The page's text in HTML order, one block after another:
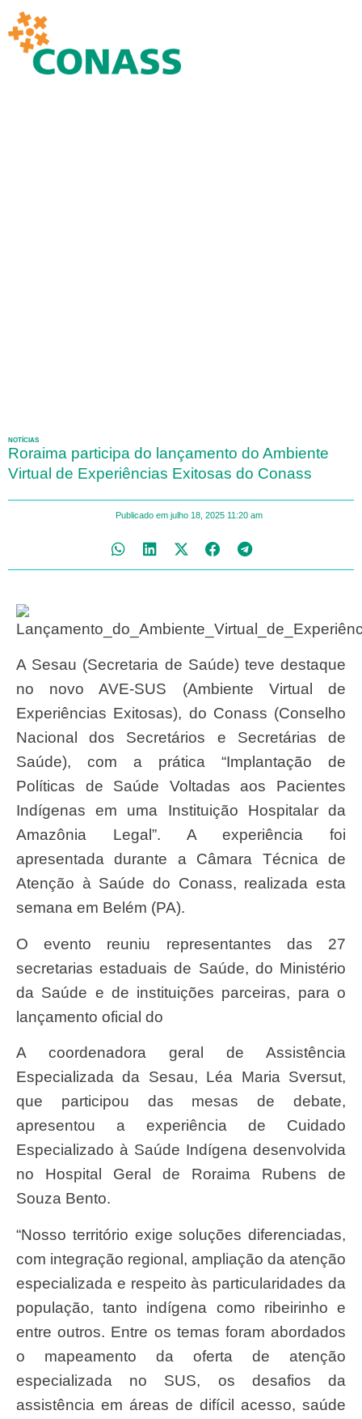
NOTÍCIAS
Roraima participa do lançamento do Ambiente
Virtual de Experiências Exitosas do Conass
Publicado em julho 18, 2025 11:20 am
A Sesau (Secretaria de Saúde) teve destaque
no novo AVE-SUS (Ambiente Virtual de
Experiências Exitosas), do Conass (Conselho
Nacional dos Secretários e Secretárias de
Saúde), com a prática “Implantação de
Políticas de Saúde Voltadas aos Pacientes
Indígenas em uma Instituição Hospitalar da
Amazônia Legal”. A experiência foi
apresentada durante a Câmara Técnica de
Atenção à Saúde do Conass, realizada esta
semana em Belém (PA).
O evento reuniu representantes das 27
secretarias estaduais de Saúde, do Ministério
da Saúde e de instituições parceiras, para o
lançamento oficial do
A coordenadora geral de Assistência
Especializada da Sesau, Léa Maria Sversut,
que participou das mesas de debate,
apresentou a experiência de Cuidado
Especializado à Saúde Indígena desenvolvida
no Hospital Geral de Roraima Rubens de
Souza Bento.
“Nosso território exige soluções diferenciadas,
com integração regional, ampliação da atenção
especializada e respeito às particularidades da
população, tanto indígena como ribeirinho e
entre outros. Entre os temas foram abordados
o mapeamento da oferta de atenção
especializada no SUS, os desafios da
assistência em áreas de difícil acesso, saúde